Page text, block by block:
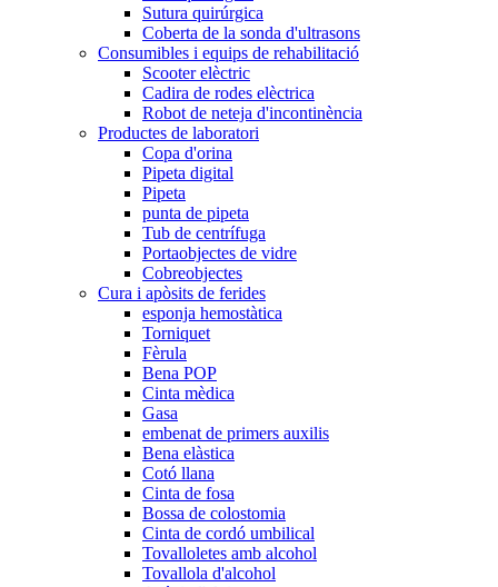
Sutura quirúrgica
Coberta de la sonda d'ultrasons
Consumibles i equips de rehabilitació
Scooter elèctric
Cadira de rodes elèctrica
Robot de neteja d'incontinència
Productes de laboratori
Copa d'orina
Pipeta digital
Pipeta
punta de pipeta
Tub de centrífuga
Portaobjectes de vidre
Cobreobjectes
Cura i apòsits de ferides
esponja hemostàtica
Torniquet
Fèrula
Bena POP
Cinta mèdica
Gasa
embenat de primers auxilis
Bena elàstica
Cotó llana
Cinta de fosa
Bossa de colostomia
Cinta de cordó umbilical
Tovalloletes amb alcohol
Tovallola d'alcohol